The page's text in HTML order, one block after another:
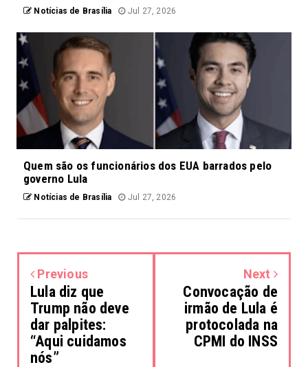
Notícias de Brasília Jul 27, 2026
Quem são os funcionários dos EUA barrados pelo
governo Lula
Notícias de Brasília Jul 27, 2026
Previous
Lula diz que
Trump não deve
dar palpites:
“Aqui cuidamos
nós”
Next
Convocação de
irmão de Lula é
protocolada na
CPMI do INSS